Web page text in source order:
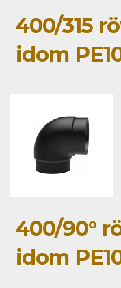
400/315
idom
400/90°
idom